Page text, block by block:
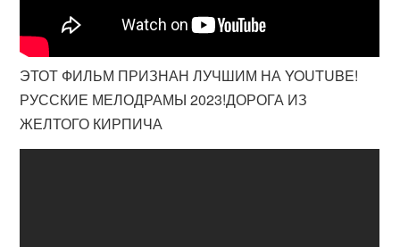
ЭТОТ ФИЛЬМ ПРИЗНАН ЛУЧШИМ НА YOUTUBE!
РУССКИЕ МЕЛОДРАМЫ 2023!ДОРОГА ИЗ
ЖЕЛТОГО КИРПИЧА